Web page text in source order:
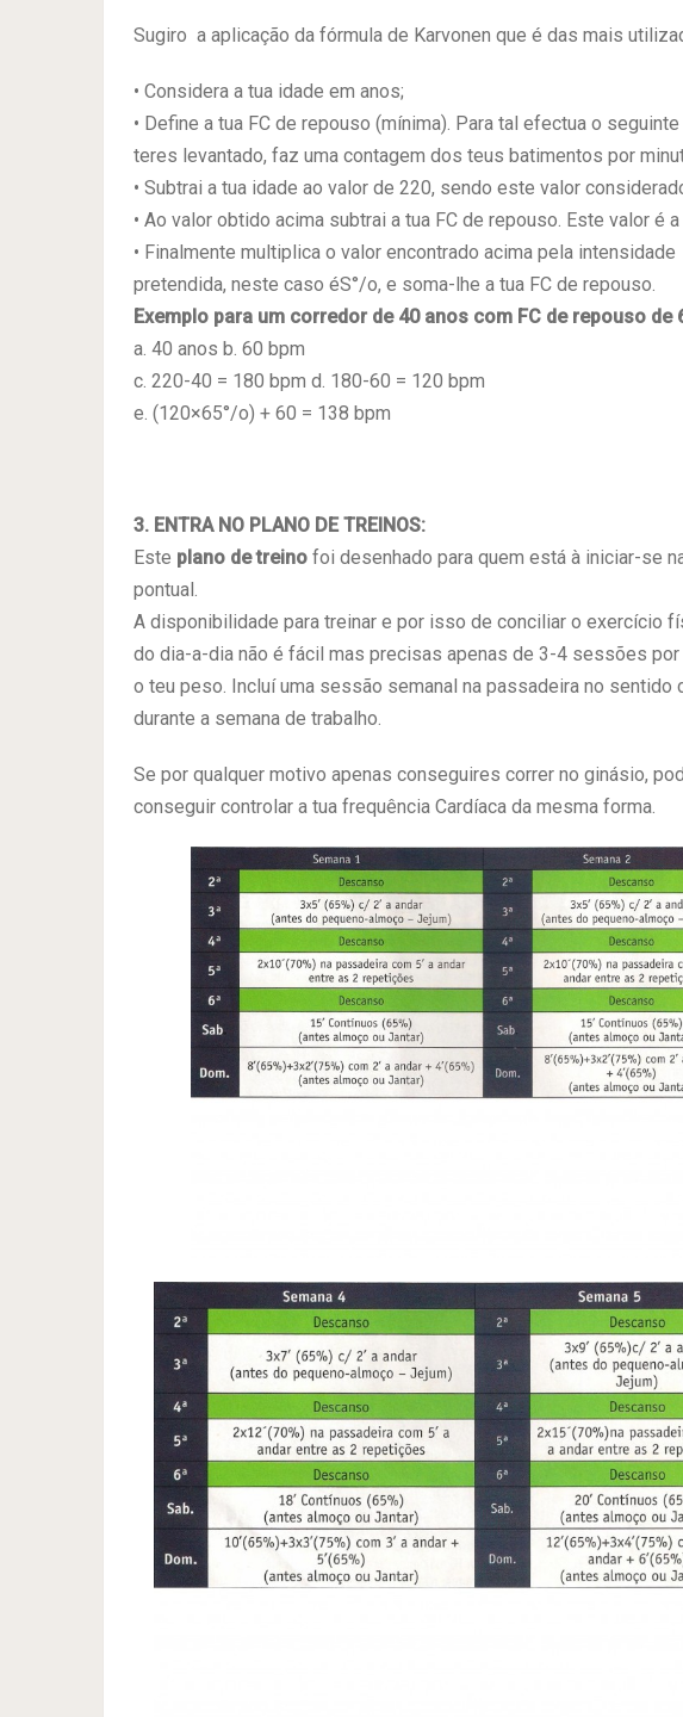
Sugiro a aplicação da fórmula de Karvonen que é das mais
• Considera a tua idade em anos;
• Define a tua FC de repouso (mínima). Para tal efectua o
teres levantado, faz uma contagem dos teus batimentos por
• Subtrai a tua idade ao valor de 220, sendo este valor
• Ao valor obtido acima subtrai a tua FC de repouso. Este valor é
• Finalmente multiplica o valor encontrado acima pela intensidade
pretendida, neste caso éS°/o, e soma-lhe a tua FC de repouso.
Exemplo para um corredor de 40 anos com FC de repouso de
a. 40 anos b. 60 bpm
c. 220-40 = 180 bpm d. 180-60 = 120 bpm
e. (120×65°/o) + 60 = 138 bpm
3. ENTRA NO PLANO DE TREINOS:
Este plano de treino foi desenhado para quem está à iniciar-se
pontual.
A disponibilidade para treinar e por isso de conciliar o exercício
do dia-a-dia não é fácil mas precisas apenas de 3-4 sessões
o teu peso. Incluí uma sessão semanal na passadeira no sentido
durante a semana de trabalho.
Se por qualquer motivo apenas conseguires correr no ginásio,
conseguir controlar a tua frequência Cardíaca da mesma forma.